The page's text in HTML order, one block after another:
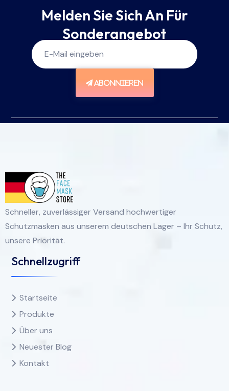
Melden Sie Sich An Für
Sonderangebot
ABONNIEREN
Schneller, zuverlässiger Versand hochwertiger
Schutzmasken aus unserem deutschen Lager – Ihr Schutz,
unsere Priorität.
Schnellzugriff
Startseite
Produkte
Über uns
Neuester Blog
Kontakt